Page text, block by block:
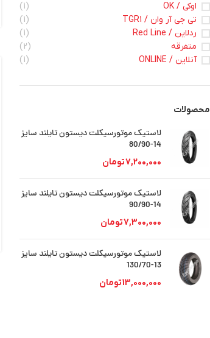
اوکی / OK
(1)
تی جی آر وان / TGR1
(1)
ردلاین / Red Line
(1)
متفرقه
(2)
آنلاین / ONLINE
(1)
محصولات
لاستیک موتورسیکلت دیستون تایلند سایز
14-80/90
7,200,000تومان
لاستیک موتورسیکلت دیستون تایلند سایز
14-90/90
7,300,000تومان
لاستیک موتورسیکلت دیستون تایلند سایز
13-130/70
13,000,000تومان